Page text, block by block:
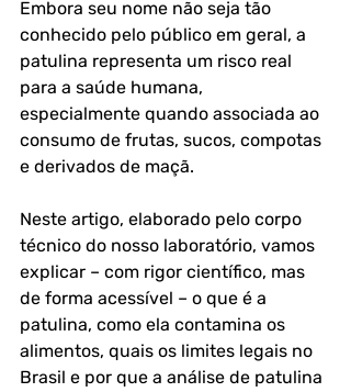
Embora seu nome não seja tão
conhecido pelo público em geral, a
patulina representa um risco real
para a saúde humana,
especialmente quando associada ao
consumo de frutas, sucos, compotas
e derivados de maçã.
Neste artigo, elaborado pelo corpo
técnico do nosso laboratório, vamos
explicar – com rigor científico, mas
de forma acessível – o que é a
patulina, como ela contamina os
alimentos, quais os limites legais no
Brasil e por que a análise de patulina